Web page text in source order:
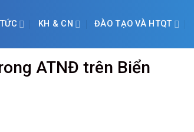
KH & CN ĐÀO TẠO VÀ HTQT
ATNĐ trên Biển